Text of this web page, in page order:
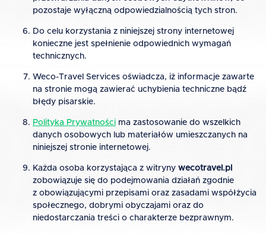
pozostaje wyłączną odpowiedzialnością tych stron.
Do celu korzystania z niniejszej strony internetowej
konieczne jest spełnienie odpowiednich wymagań
technicznych.
Weco-Travel Services oświadcza, iż informacje zawarte
na stronie mogą zawierać uchybienia techniczne bądź
błędy pisarskie.
Polityka Prywatności ma zastosowanie do wszelkich
danych osobowych lub materiałów umieszczanych na
niniejszej stronie internetowej.
Każda osoba korzystająca z witryny wecotravel.pl
zobowiązuje się do podejmowania działań zgodnie
z obowiązującymi przepisami oraz zasadami współżycia
społecznego, dobrymi obyczajami oraz do
niedostarczania treści o charakterze bezprawnym.